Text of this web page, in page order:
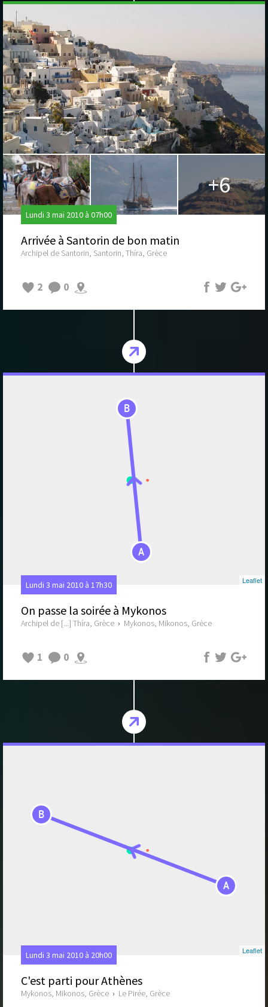
+6
Lundi 3 mai 2010 à 07h00
Arrivée à Santorin de bon matin
Archipel de Santorin, Santorin, Thíra, Grèce
2 0
A
B
Leaflet
Lundi 3 mai 2010 à 17h30
On passe la soirée à Mykonos
Archipel de [...] Thíra, Grèce › Mykonos, Mikonos, Grèce
1 0
A
B
Leaflet
Lundi 3 mai 2010 à 20h00
C'est parti pour Athènes
Mykonos, Mikonos, Grèce › Le Pirée, Grèce